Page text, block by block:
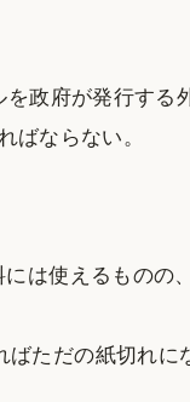
を政府が発行する
ばならない。
は使えるものの
ただの紙切れに